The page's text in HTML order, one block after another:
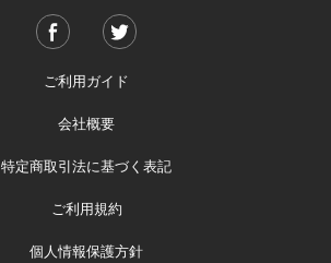
ご利用ガイド
会社概要
特定商取引法に基づく表記
ご利用規約
個人情報保護方針